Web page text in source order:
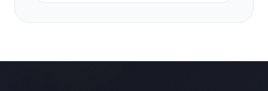
технического качества и соблюдением